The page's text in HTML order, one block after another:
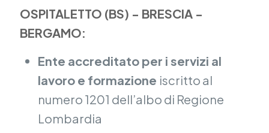
OSPITALETTO (BS) - BRESCIA -
BERGAMO:
Ente accreditato per i servizi al
lavoro e formazione iscritto al
numero 1201 dell’albo di Regione
Lombardia